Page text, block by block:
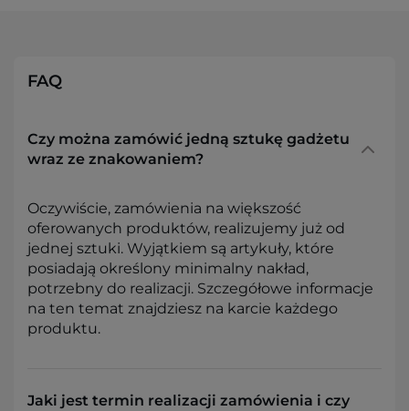
FAQ
Czy można zamówić jedną sztukę gadżetu
wraz ze znakowaniem?
Oczywiście, zamówienia na większość
oferowanych produktów, realizujemy już od
jednej sztuki. Wyjątkiem są artykuły, które
posiadają określony minimalny nakład,
potrzebny do realizacji. Szczegółowe informacje
na ten temat znajdziesz na karcie każdego
produktu.
Jaki jest termin realizacji zamówienia i czy